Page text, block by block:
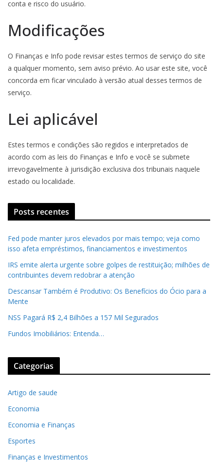
conta e risco do usuário.
Modificações
O Finanças e Info pode revisar estes termos de serviço do site
a qualquer momento, sem aviso prévio. Ao usar este site, você
concorda em ficar vinculado à versão atual desses termos de
serviço.
Lei aplicável
Estes termos e condições são regidos e interpretados de
acordo com as leis do Finanças e Info e você se submete
irrevogavelmente à jurisdição exclusiva dos tribunais naquele
estado ou localidade.
Posts recentes
Fed pode manter juros elevados por mais tempo; veja como
isso afeta empréstimos, financiamentos e investimentos
IRS emite alerta urgente sobre golpes de restituição; milhões de
contribuintes devem redobrar a atenção
Descansar Também é Produtivo: Os Benefícios do Ócio para a
Mente
NSS Pagará R$ 2,4 Bilhões a 157 Mil Segurados
Fundos Imobiliários: Entenda…
Categorias
Artigo de saude
Economia
Economia e Finanças
Esportes
Finanças e Investimentos